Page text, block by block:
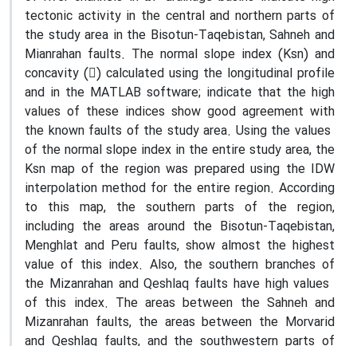
tectonic activity in the central and northern parts of
the study area in the Bisotun-Taqebistan, Sahneh and
Mianrahan faults. The normal slope index (Ksn) and
concavity () calculated using the longitudinal profile
and in the MATLAB software; indicate that the high
values ​​of these indices show good agreement with
the known faults of the study area. Using the values ​​
of the normal slope index in the entire study area, the
Ksn map of the region was prepared using the IDW
interpolation method for the entire region. According
to this map, the southern parts of the region,
including the areas around the Bisotun-Taqebistan,
Menghlat and Peru faults, show almost the highest
value of this index. Also, the southern branches of
the Mizanrahan and Qeshlaq faults have high values ​​
of this index. The areas between the Sahneh and
Mizanrahan faults, the areas between the Morvarid
and Qeshlaq faults, and the southwestern parts of